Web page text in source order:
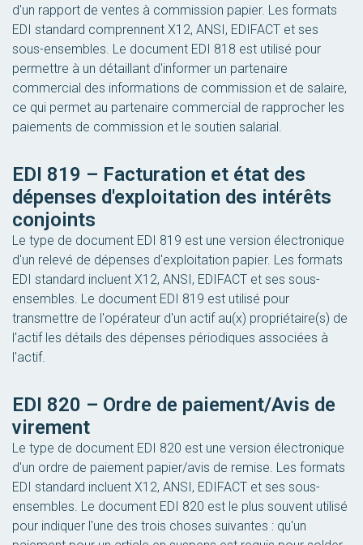
d'un rapport de ventes à commission papier. Les formats
EDI standard comprennent X12, ANSI, EDIFACT et ses
sous-ensembles. Le document EDI 818 est utilisé pour
permettre à un détaillant d'informer un partenaire
commercial des informations de commission et de salaire,
ce qui permet au partenaire commercial de rapprocher les
paiements de commission et le soutien salarial.
EDI 819 – Facturation et état des
dépenses d'exploitation des intérêts
conjoints
Le type de document EDI 819 est une version électronique
d'un relevé de dépenses d'exploitation papier. Les formats
EDI standard incluent X12, ANSI, EDIFACT et ses sous-
ensembles. Le document EDI 819 est utilisé pour
transmettre de l'opérateur d'un actif au(x) propriétaire(s) de
l'actif les détails des dépenses périodiques associées à
l'actif.
EDI 820 – Ordre de paiement/Avis de
virement
Le type de document EDI 820 est une version électronique
d'un ordre de paiement papier/avis de remise. Les formats
EDI standard incluent X12, ANSI, EDIFACT et ses sous-
ensembles. Le document EDI 820 est le plus souvent utilisé
pour indiquer l'une des trois choses suivantes : qu'un